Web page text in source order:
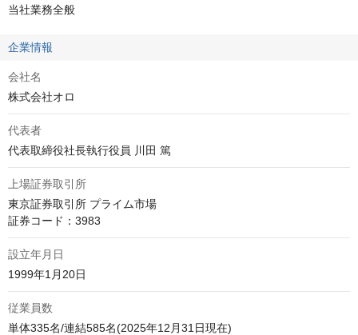
当社業務全般
企業情報
会社名
株式会社オロ
代表者
代表取締役社長執行役員 川田 篤
上場証券取引所
東京証券取引所 プライム市場
証券コード：3983
設立年月日
1999年1月20日
従業員数
単体335名/連結585名(2025年12月31日現在)